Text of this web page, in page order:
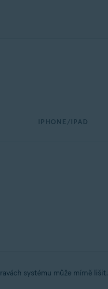
IPHONE/IPAD
systému může mírně lišit.